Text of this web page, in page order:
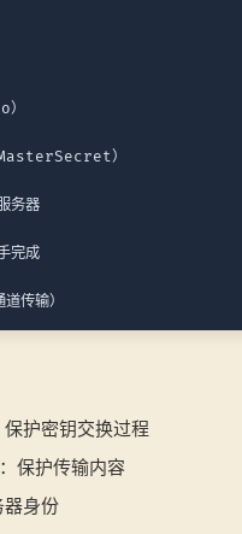
）
务器
完成
保护密钥交换过程
：保护传输内容
器身份